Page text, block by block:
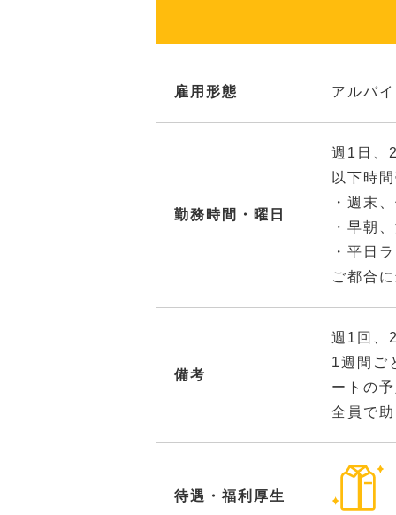
雇用形態 アルバ
勤務時間・曜日
週1日、
以下時
・週末
・早朝
・平日
ご都合
備考
週1回、
1週間ご
ートの
全員で
待遇・福利厚生